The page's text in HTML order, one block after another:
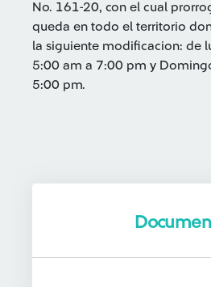
No. 161-20, con el cual
queda en todo el territorio
la siguiente modificacion: de
5:00 am a 7:00 pm y
5:00 pm.